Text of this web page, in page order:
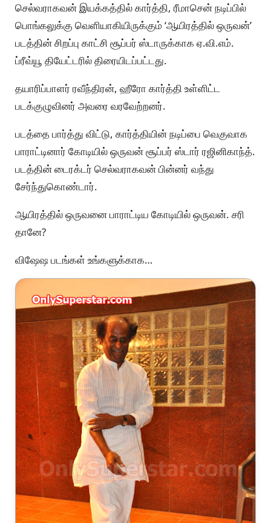
செல்வராகவன் இயக்கத்தில் கார்த்தி, ரீமாசென் நடிப்பில்
பொங்கலுக்கு வெளியாகியிருக்கும் ‘ஆயிரத்தில் ஒருவன்’
படத்தின் சிறப்பு காட்சி சூப்பர் ஸ்டாருக்காக ஏ.வி.எம்.
ப்ரீவ்யூ தியேட்டரில் திரையிடப்பட்டது.
தயாரிப்பாளர் ரவீந்திரன், ஹீரோ கார்த்தி உள்ளிட்ட
படக்குழுவினர் அவரை வரவேற்றனர்.
படத்தை பார்த்து விட்டு, கார்த்தியின் நடிப்பை வெகுவாக
பாராட்டினார் கோடியில் ஒருவன் சூப்பர் ஸ்டார் ரஜினிகாந்த்.
படத்தின் டைரக்டர் செல்வராகவன் பின்னர் வந்து
சேர்ந்துகொண்டார்.
ஆயிரத்தில் ஒருவனை பாராட்டிய கோடியில் ஒருவன். சரி
தானே?
விஷேஷ படங்கள் உங்களுக்காக…